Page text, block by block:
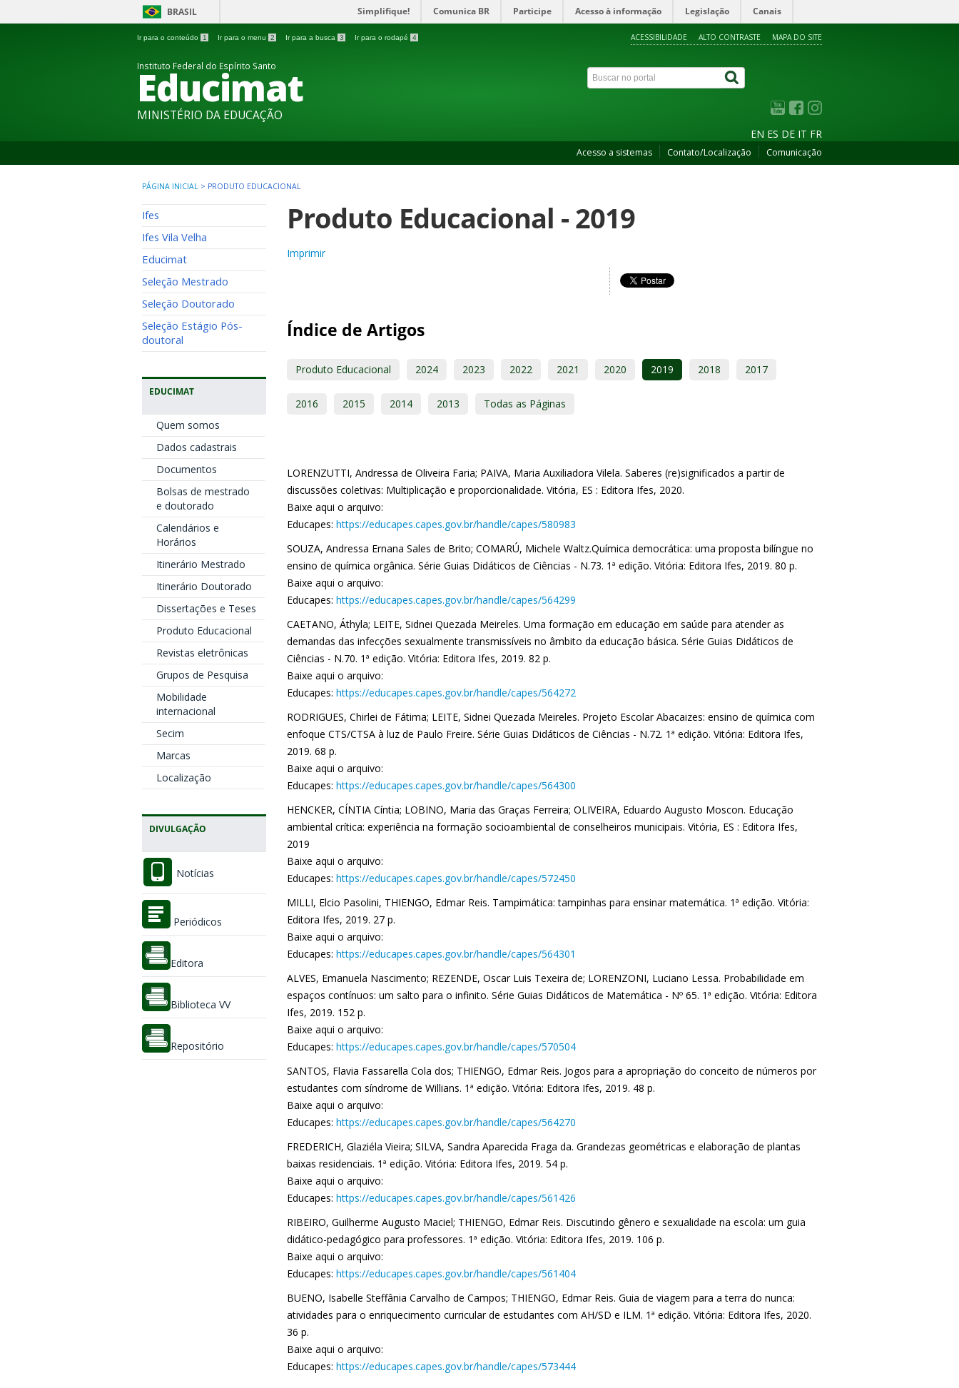
BRASIL Simplifique! Comunica BR Participe Acesso à informação Legislação Canais
Ir para o conteúdo 1 Ir para o menu 2 Ir para a busca 3 Ir para o rodapé 4 ACESSIBILIDADE ALTO CONTRASTE MAPA DO SITE
Instituto Federal do Espírito Santo
Educimat
MINISTÉRIO DA EDUCAÇÃO
EN ES DE IT FR
Acesso a sistemas Contato/Localização Comunicação
PÁGINA INICIAL > PRODUTO EDUCACIONAL
Ifes
Ifes Vila Velha
Educimat
Seleção Mestrado
Seleção Doutorado
Seleção Estágio Pós-
doutoral
EDUCIMAT
Quem somos
Dados cadastrais
Documentos
Bolsas de mestrado
e doutorado
Calendários e
Horários
Itinerário Mestrado
Itinerário Doutorado
Dissertações e Teses
Produto Educacional
Revistas eletrônicas
Grupos de Pesquisa
Mobilidade
internacional
Secim
Marcas
Localização
DIVULGAÇÃO
Notícias
Periódicos
Editora
Biblioteca VV
Repositório
Produto Educacional - 2019
Imprimir
Índice de Artigos
Produto Educacional 2024 2023 2022 2021 2020 2019 2018 2017
2016 2015 2014 2013 Todas as Páginas
LORENZUTTI, Andressa de Oliveira Faria; PAIVA, Maria Auxiliadora Vilela. Saberes (re)significados a partir de
discussões coletivas: Multiplicação e proporcionalidade. Vitória, ES : Editora Ifes, 2020.
Baixe aqui o arquivo:
Educapes: https://educapes.capes.gov.br/handle/capes/580983
SOUZA, Andressa Ernana Sales de Brito; COMARÚ, Michele Waltz.Química democrática: uma proposta bilíngue no
ensino de química orgânica. Série Guias Didáticos de Ciências - N.73. 1ª edição. Vitória: Editora Ifes, 2019. 80 p.
Baixe aqui o arquivo:
Educapes: https://educapes.capes.gov.br/handle/capes/564299
CAETANO, Áthyla; LEITE, Sidnei Quezada Meireles. Uma formação em educação em saúde para atender as
demandas das infecções sexualmente transmissíveis no âmbito da educação básica. Série Guias Didáticos de
Ciências - N.70. 1ª edição. Vitória: Editora Ifes, 2019. 82 p.
Baixe aqui o arquivo:
Educapes: https://educapes.capes.gov.br/handle/capes/564272
RODRIGUES, Chirlei de Fátima; LEITE, Sidnei Quezada Meireles. Projeto Escolar Abacaizes: ensino de química com
enfoque CTS/CTSA à luz de Paulo Freire. Série Guias Didáticos de Ciências - N.72. 1ª edição. Vitória: Editora Ifes,
2019. 68 p.
Baixe aqui o arquivo:
Educapes: https://educapes.capes.gov.br/handle/capes/564300
HENCKER, CÍNTIA Cíntia; LOBINO, Maria das Graças Ferreira; OLIVEIRA, Eduardo Augusto Moscon. Educação
ambiental crítica: experiência na formação socioambiental de conselheiros municipais. Vitória, ES : Editora Ifes,
2019
Baixe aqui o arquivo:
Educapes: https://educapes.capes.gov.br/handle/capes/572450
MILLI, Elcio Pasolini, THIENGO, Edmar Reis. Tampimática: tampinhas para ensinar matemática. 1ª edição. Vitória:
Editora Ifes, 2019. 27 p.
Baixe aqui o arquivo:
Educapes: https://educapes.capes.gov.br/handle/capes/564301
ALVES, Emanuela Nascimento; REZENDE, Oscar Luis Texeira de; LORENZONI, Luciano Lessa. Probabilidade em
espaços contínuos: um salto para o infinito. Série Guias Didáticos de Matemática - Nº 65. 1ª edição. Vitória: Editora
Ifes, 2019. 152 p.
Baixe aqui o arquivo:
Educapes: https://educapes.capes.gov.br/handle/capes/570504
SANTOS, Flavia Fassarella Cola dos; THIENGO, Edmar Reis. Jogos para a apropriação do conceito de números por
estudantes com síndrome de Willians. 1ª edição. Vitória: Editora Ifes, 2019. 48 p.
Baixe aqui o arquivo:
Educapes: https://educapes.capes.gov.br/handle/capes/564270
FREDERICH, Glaziéla Vieira; SILVA, Sandra Aparecida Fraga da. Grandezas geométricas e elaboração de plantas
baixas residenciais. 1ª edição. Vitória: Editora Ifes, 2019. 54 p.
Baixe aqui o arquivo:
Educapes: https://educapes.capes.gov.br/handle/capes/561426
RIBEIRO, Guilherme Augusto Maciel; THIENGO, Edmar Reis. Discutindo gênero e sexualidade na escola: um guia
didático-pedagógico para professores. 1ª edição. Vitória: Editora Ifes, 2019. 106 p.
Baixe aqui o arquivo:
Educapes: https://educapes.capes.gov.br/handle/capes/561404
BUENO, Isabelle Steffânia Carvalho de Campos; THIENGO, Edmar Reis. Guia de viagem para a terra do nunca:
atividades para o enriquecimento curricular de estudantes com AH/SD e ILM. 1ª edição. Vitória: Editora Ifes, 2020.
36 p.
Baixe aqui o arquivo:
Educapes: https://educapes.capes.gov.br/handle/capes/573444